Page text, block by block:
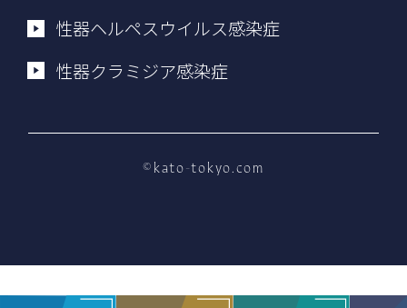
性器ヘルペスウイルス感染症
性器クラミジア感染症
©kato-tokyo.com